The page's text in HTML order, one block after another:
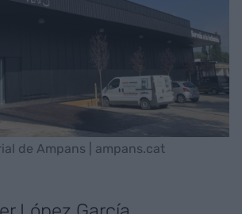
de Ampans | ampans.cat